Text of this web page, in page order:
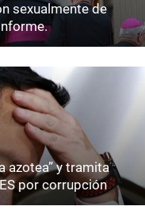
sexualmente de
azotea” y tramita
por corrupción